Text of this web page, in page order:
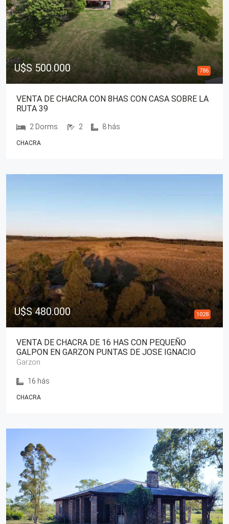
U$S 500.000 786
VENTA DE CHACRA CON 8HAS CON CASA SOBRE LA
RUTA 39
2 Dorms. 2 8 hás
CHACRA
U$S 480.000 1028
VENTA DE CHACRA DE 16 HAS CON PEQUEÑO
GALPON EN GARZON PUNTAS DE JOSE IGNACIO
Garzon
16 hás
CHACRA